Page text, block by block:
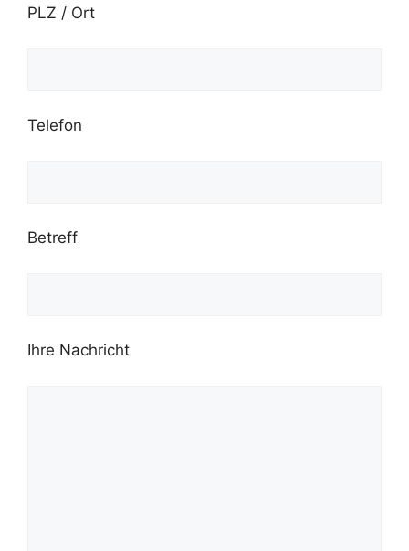
PLZ / Ort
Telefon
Betreff
Ihre Nachricht